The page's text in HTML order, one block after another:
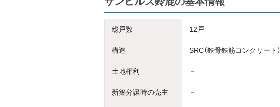
総戸数 12戸
構造 SRC（鉄骨鉄筋コンクリート）
土地権利 －
新築分譲時の売主 －